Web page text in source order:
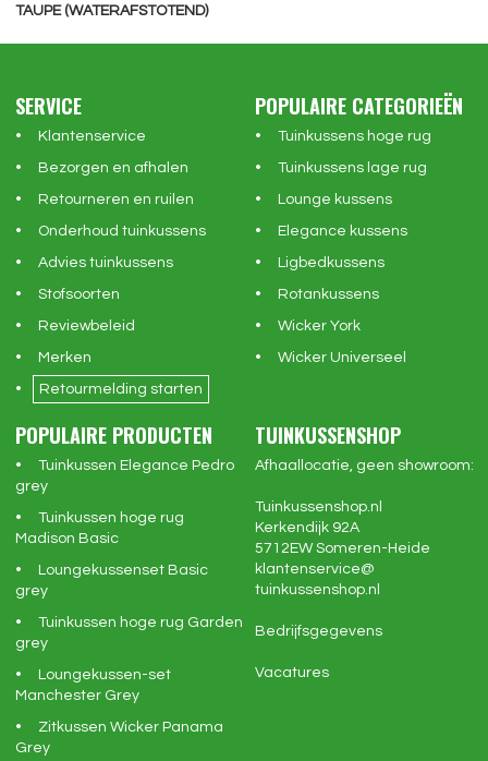
TAUPE (WATERAFSTOTEND)
SERVICE
Klantenservice
Bezorgen en afhalen
Retourneren en ruilen
Onderhoud tuinkussens
Advies tuinkussens
Stofsoorten
Reviewbeleid
Merken
Retourmelding starten
POPULAIRE CATEGORIEËN
Tuinkussens hoge rug
Tuinkussens lage rug
Lounge kussens
Elegance kussens
Ligbedkussens
Rotankussens
Wicker York
Wicker Universeel
POPULAIRE PRODUCTEN
Tuinkussen Elegance Pedro
grey
Tuinkussen hoge rug
Madison Basic
Loungekussenset Basic
grey
Tuinkussen hoge rug Garden
grey
Loungekussen-set
Manchester Grey
Zitkussen Wicker Panama
Grey
TUINKUSSENSHOP
Afhaallocatie, geen showroom:
Tuinkussenshop.nl
Kerkendijk 92A
5712EW Someren-Heide
klantenservice@
tuinkussenshop.nl
Bedrijfsgegevens
Vacatures